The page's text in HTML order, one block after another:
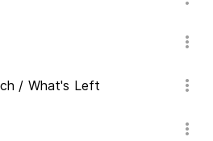
/ What's Left